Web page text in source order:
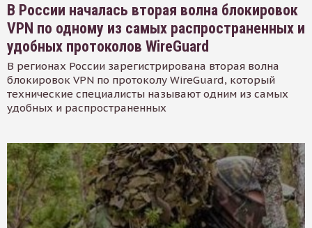
В России началась вторая волна блокировок
VPN по одному из самых распространенных и
удобных протоколов WireGuard
В регионах России зарегистрирована вторая волна
блокировок VPN по протоколу WireGuard, который
технические специалисты называют одним из самых
удобных и распространенных